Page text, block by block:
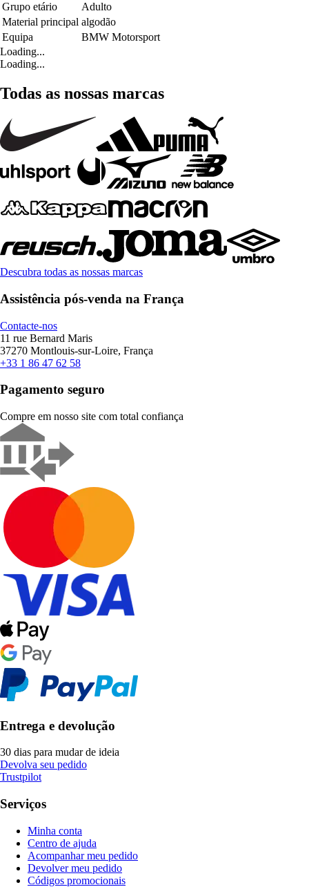
Grupo etário
Adulto
Material principal algodão
Equipa
BMW Motorsport
Loading...
Loading...
Todas as nossas marcas
Descubra todas as nossas marcas
Assistência pós-venda na França
Contacte-nos
11 rue Bernard Maris
37270 Montlouis-sur-Loire, França
+33 1 86 47 62 58
Pagamento seguro
Compre em nosso site com total confiança
Entrega e devolução
30 dias para mudar de ideia
Devolva seu pedido
Trustpilot
Serviços
Minha conta
Centro de ajuda
Acompanhar meu pedido
Devolver meu pedido
Códigos promocionais